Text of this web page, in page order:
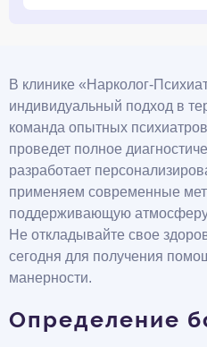
В клинике «Нарколог-
индивидуальный подход в
команда опытных
проведет полное
разработает
применяем современные
поддерживающую атмосферу
Не откладывайте свое
сегодня для получения
манерности.
Определение